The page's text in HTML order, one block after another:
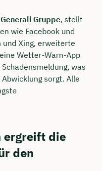
Generali Gruppe, stellt
wie Facebook und
Xing, erweiterte
Wetter-Warn-App
was
sorgt. Alle
ergreift die
den